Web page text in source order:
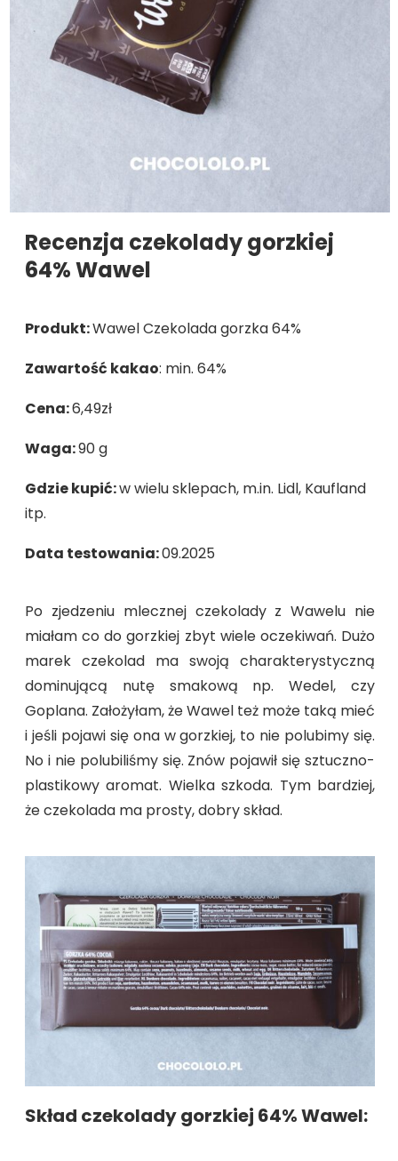
Recenzja czekolady gorzkiej
64% Wawel
Produkt:Wawel Czekolada gorzka 64%
Zawartość kakao: min. 64%
Cena:6,49zł
Waga:90 g
Gdzie kupić:w wielu sklepach, m.in. Lidl, Kaufland
itp.
Data testowania:09.2025
Po zjedzeniu mlecznej czekolady z Wawelu nie
miałam co do gorzkiej zbyt wiele oczekiwań. Dużo
marek czekolad ma swoją charakterystyczną
dominującą nutę smakową np. Wedel, czy
Goplana. Założyłam, że Wawel też może taką mieć
i jeśli pojawi się ona w gorzkiej, to nie polubimy się.
No i nie polubiliśmy się. Znów pojawił się sztuczno-
plastikowy aromat. Wielka szkoda. Tym bardziej,
że czekolada ma prosty, dobry skład.
Skład czekolady gorzkiej 64% Wawel: